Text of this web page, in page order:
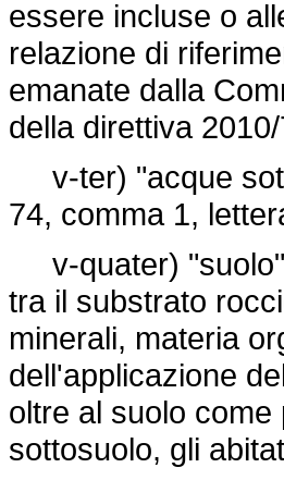
essere incluse o
relazione di
emanate dalla
della direttiva
v-ter) "acque
74, comma 1,
v-quater)
tra il substrato
minerali, materia
dell'applicazione
oltre al suolo
sottosuolo, gli